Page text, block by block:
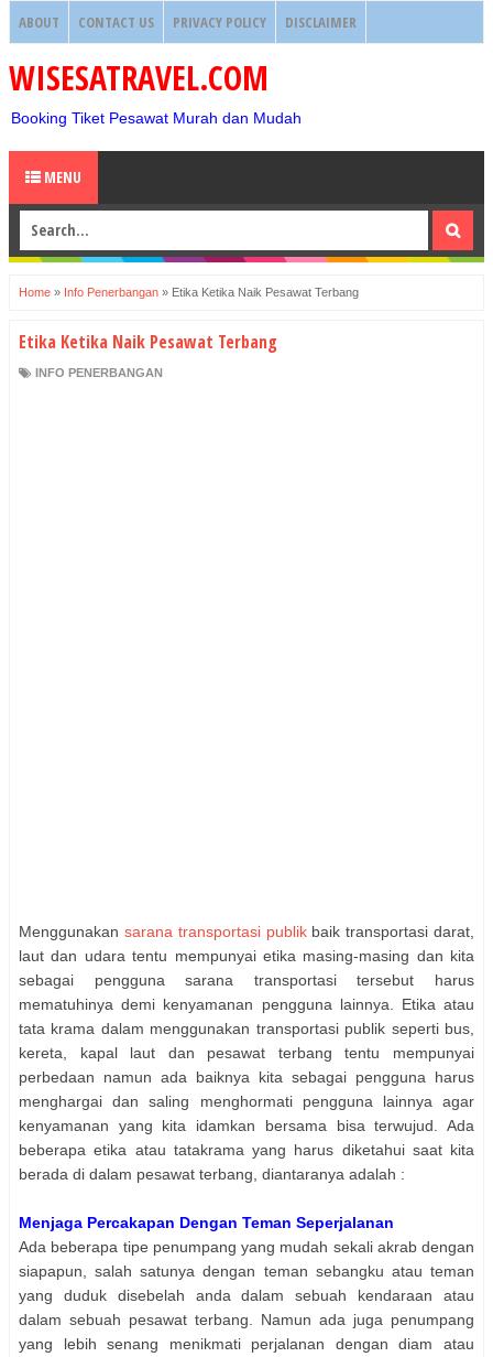
ABOUT CONTACT US PRIVACY POLICY DISCLAIMER
WISESATRAVEL.COM
Booking Tiket Pesawat Murah dan Mudah
MENU
Home » Info Penerbangan » Etika Ketika Naik Pesawat Terbang
Etika Ketika Naik Pesawat Terbang
INFO PENERBANGAN
Menggunakan sarana transportasi publikbaik transportasi darat,
laut dan udara tentu mempunyai etika masing-masing dan kita
sebagai pengguna sarana transportasi tersebut harus
mematuhinya demi kenyamanan pengguna lainnya. Etika atau
tata krama dalam menggunakan transportasi publik seperti bus,
kereta, kapal laut dan pesawat terbang tentu mempunyai
perbedaan namun ada baiknya kita sebagai pengguna harus
menghargai dan saling menghormati pengguna lainnya agar
kenyamanan yang kita idamkan bersama bisa terwujud. Ada
beberapa etika atau tatakrama yang harus diketahui saat kita
berada di dalam pesawat terbang, diantaranya adalah :
Menjaga Percakapan Dengan Teman Seperjalanan
Ada beberapa tipe penumpang yang mudah sekali akrab dengan
siapapun, salah satunya dengan teman sebangku atau teman
yang duduk disebelah anda dalam sebuah kendaraan atau
dalam sebuah pesawat terbang. Namun ada juga penumpang
yang lebih senang menikmati perjalanan dengan diam atau